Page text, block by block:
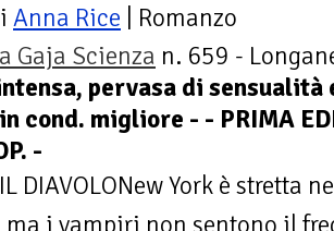
Anna Rice | Romanzo
Gaja Scienza n. 659 -
pervasa di
cond. migliore - - PRIMA
-
DIAVOLONew York è stretta
i vampiri non sentono il